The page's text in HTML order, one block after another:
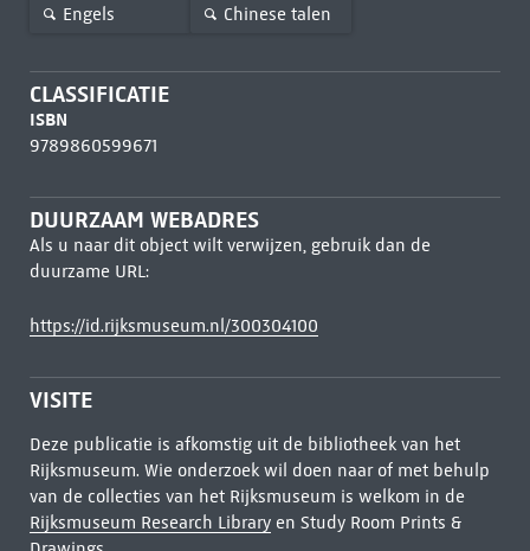
Engels Chinese talen
CLASSIFICATIE
ISBN
9789860599671
DUURZAAM WEBADRES
Als u naar dit object wilt verwijzen, gebruik dan de
duurzame URL:
https://id.rijksmuseum.nl/300304100
VISITE
Deze publicatie is afkomstig uit de bibliotheek van het
Rijksmuseum. Wie onderzoek wil doen naar of met behulp
van de collecties van het Rijksmuseum is welkom in de
Rijksmuseum Research Libraryen Study Room Prints &